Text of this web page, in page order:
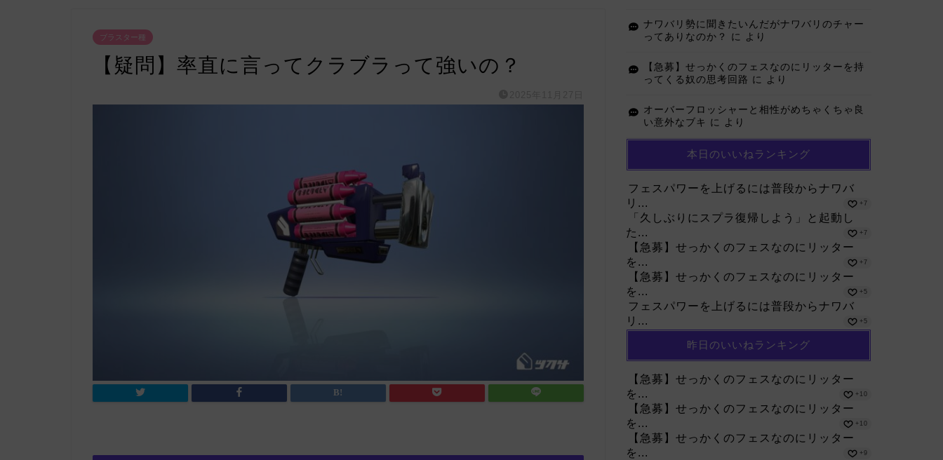
ブラスター種
【疑問】率直に言ってクラブラって強いの？
ナワバリ勢に聞きたいんだがナワバリのチャー
ってありなのか？
に より
【急募】せっかくのフェスなのにリッターを持
ってくる奴の思考回路 に より
オーバーフロッシャーと相性がめちゃくちゃ良
い意外なブキ に より
本日のいいねランキング
フェスパワーを上げるには普段からナワバ
リ...
+7
「久しぶりにスプラ復帰しよう」と起動し
た...
+7
【急募】せっかくのフェスなのにリッター
を...
+7
【急募】せっかくのフェスなのにリッター
を...
+5
フェスパワーを上げるには普段からナワバ
リ...
+5
昨日のいいねランキング
【急募】せっかくのフェスなのにリッター
を...
+10
【急募】せっかくのフェスなのにリッター
を...
+10
【急募】せっかくのフェスなのにリッター
を...
+9